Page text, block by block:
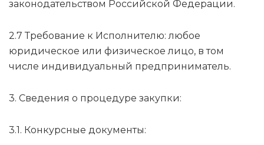
законодательством Российской Федерации.
2.7 Требование к Исполнителю: любое
юридическое или физическое лицо, в том
числе индивидуальный предприниматель.
3. Сведения о процедуре закупки:
3.1. Конкурсные документы: